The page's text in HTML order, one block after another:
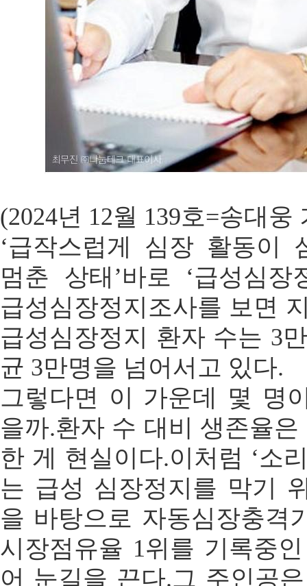
(2024년 12월 139호=송대웅
‘급작스럽게 심장 활동이
멈춘 상태’바로 ‘급성심장
급성심장정지조사를 보면
급성심장정지 환자 수는 3
균 3만명을 넘어서고 있다.
그렇다면 이 가운데 몇 명
을까.환자 수 대비 생존율은
한 게 현실이다.이처럼 ‘소
는 급성 심장정지를 막기
을 바탕으로 자동심장충격
시장점유율 1위를 기록중
어 눈길을 끈다.그 주인공